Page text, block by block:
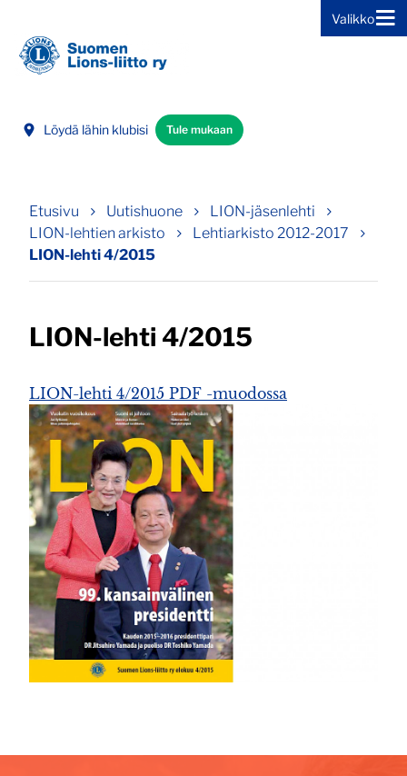
Valikko
Löydä lähin klubisi Tule mukaan
Etusivu Uutishuone
LION-jäsenlehti
LION-lehtien arkisto
Lehtiarkisto 2012-2017
LION-lehti 4/2015
LION-lehti 4/2015
LION-lehti 4/2015 PDF -muodossa